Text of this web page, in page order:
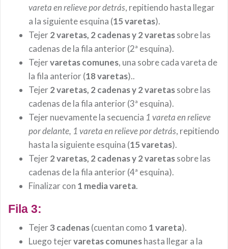
vareta en relieve por detrás, repitiendo hasta llegar
a la siguiente esquina (15 varetas).
Tejer2 varetas, 2 cadenas y 2 varetassobre las
cadenas de la fila anterior (2ª esquina).
Tejervaretas comunes, una sobre cada vareta de
la fila anterior (18 varetas)..
Tejer2 varetas, 2 cadenas y 2 varetassobre las
cadenas de la fila anterior (3ª esquina).
Tejer nuevamente la secuencia 1 vareta en relieve
por delante, 1 vareta en relieve por detrás, repitiendo
hasta la siguiente esquina (15 varetas).
Tejer2 varetas, 2 cadenas y 2 varetassobre las
cadenas de la fila anterior (4ª esquina).
Finalizar con 1 media vareta.
Fila 3:
Tejer3 cadenas(cuentan como 1 vareta).
Luego tejervaretas comuneshasta llegar a la